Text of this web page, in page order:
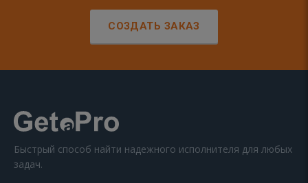
СОЗДАТЬ ЗАКАЗ
Быстрый способ найти надежного исполнителя для любых
задач.